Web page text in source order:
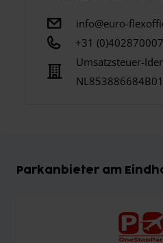
info@euro-
+31 (0)402870007
Umsatzsteuer-
NL853886684B01
Parkanbieter am